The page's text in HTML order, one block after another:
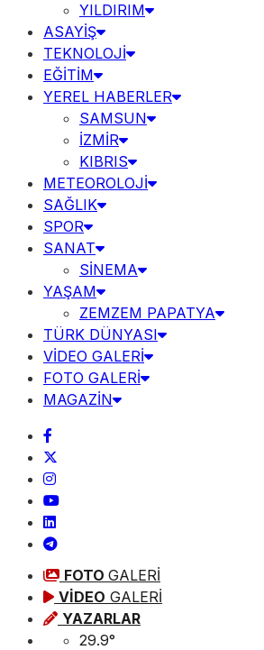
YILDIRIM
ASAYİŞ
TEKNOLOJİ
EĞİTİM
YEREL HABERLER
SAMSUN
İZMİR
KIBRIS
METEOROLOJİ
SAĞLIK
SPOR
SANAT
SİNEMA
YAŞAM
ZEMZEM PAPATYA
TÜRK DÜNYASI
VİDEO GALERİ
FOTO GALERİ
MAGAZİN
FOTO GALERİ
VİDEO GALERİ
YAZARLAR
29.9°